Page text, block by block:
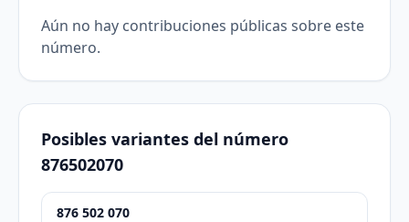
Aún no hay contribuciones públicas sobre este
número.
Posibles variantes del número
876502070
876 502 070